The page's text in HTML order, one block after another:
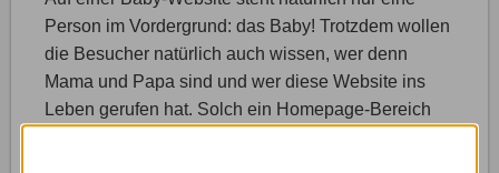
Person im Vordergrund: das Baby! Trotzdem wollen
die Besucher natürlich auch wissen, wer denn
Mama und Papa sind und wer diese Website ins
Leben gerufen hat. Solch ein Homepage-Bereich